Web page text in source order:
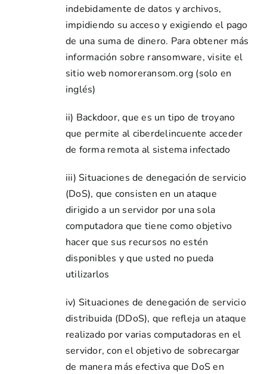
indebidamente de datos y archivos,
impidiendo su acceso y exigiendo el pago
de una suma de dinero. Para obtener más
información sobre ransomware, visite el
sitio web nomoreransom.org (solo en
inglés)
ii) Backdoor, que es un tipo de troyano
que permite al ciberdelincuente acceder
de forma remota al sistema infectado
iii) Situaciones de denegación de servicio
(DoS), que consisten en un ataque
dirigido a un servidor por una sola
computadora que tiene como objetivo
hacer que sus recursos no estén
disponibles y que usted no pueda
utilizarlos
iv) Situaciones de denegación de servicio
distribuida (DDoS), que refleja un ataque
realizado por varias computadoras en el
servidor, con el objetivo de sobrecargar
de manera más efectiva que DoS en